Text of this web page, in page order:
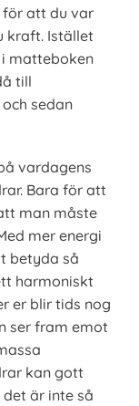
att du var
kraft. Istället
matteboken
till
sedan
vardagens
Bara för att
man måste
mer energi
betyda så
harmoniskt
er blir tids nog
ser fram emot
kan gott
är inte så